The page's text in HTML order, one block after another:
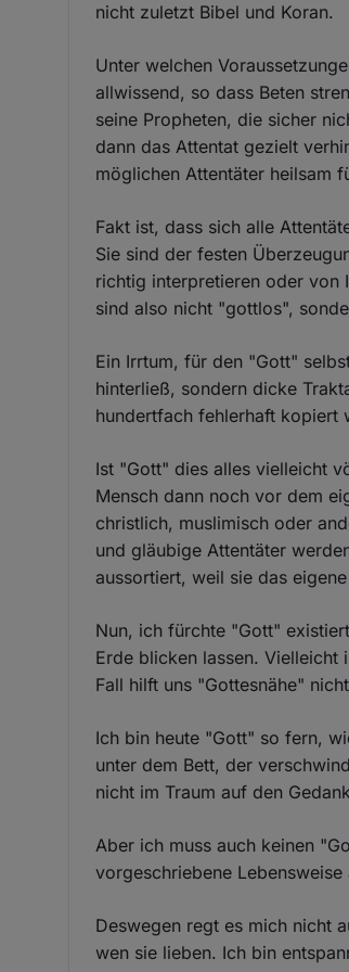
nicht zuletzt Bibel und Koran.
Unter welchen
allwissend, so dass Beten
seine Propheten, die sicher
dann das Attentat gezielt
möglichen Attentäter heilsam
Fakt ist, dass sich alle
Sie sind der festen
richtig interpretieren oder von
sind also nicht "gottlos",
Ein Irrtum, für den "Gott"
hinterließ, sondern dicke
hundertfach fehlerhaft kopiert
Ist "Gott" dies alles vielleicht
Mensch dann noch vor dem
christlich, muslimisch oder
und gläubige Attentäter
aussortiert, weil sie das
Nun, ich fürchte "Gott"
Erde blicken lassen. Vielleicht
Fall hilft uns "Gottesnähe"
Ich bin heute "Gott" so fern,
unter dem Bett, der
nicht im Traum auf den
Aber ich muss auch keinen
vorgeschriebene
Deswegen regt es mich nicht
wen sie lieben. Ich bin